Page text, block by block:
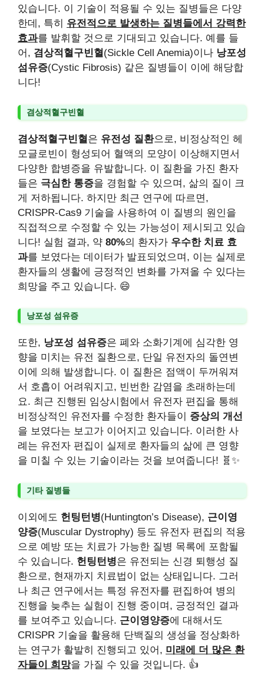
있습니다. 이 기술이 적용될 수 있는 질병들은 다양
한데, 특히 유전적으로 발생하는 질병들에서 강력한
효과를 발휘할 것으로 기대되고 있습니다. 예를 들
어, 겸상적혈구빈혈 (Sickle Cell Anemia)이나 낭포성
섬유증(Cystic Fibrosis) 같은 질병들이 이에 해당합
니다!
겸상적혈구빈혈
겸상적혈구빈혈 은 유전성 질환으로, 비정상적인 헤
모글로빈이 형성되어 혈액의 모양이 이상해지면서
다양한 합병증을 유발합니다. 이 질환을 가진 환자
들은 극심한 통증을 경험할 수 있으며, 삶의 질이 크
게 저하됩니다. 하지만 최근 연구에 따르면,
CRISPR-Cas9 기술을 사용하여 이 질병의 원인을
직접적으로 수정할 수 있는 가능성이 제시되고 있습
니다! 실험 결과, 약 80%의 환자가 우수한 치료 효
과를 보였다는 데이터가 발표되었으며, 이는 실제로
환자들의 생활에 긍정적인 변화를 가져올 수 있다는
희망을 주고 있습니다. 😄
낭포성 섬유증
또한, 낭포성 섬유증은 폐와 소화기계에 심각한 영
향을 미치는 유전 질환으로, 단일 유전자의 돌연변
이에 의해 발생합니다. 이 질환은 점액이 두꺼워져
서 호흡이 어려워지고, 빈번한 감염을 초래하는데
요. 최근 진행된 임상시험에서 유전자 편집을 통해
비정상적인 유전자를 수정한 환자들이 증상의 개선
을 보였다는 보고가 이어지고 있습니다. 이러한 사
례는 유전자 편집이 실제로 환자들의 삶에 큰 영향
을 미칠 수 있는 기술이라는 것을 보여줍니다! 🧬✨
기타 질병들
이외에도 헌팅턴병(Huntington’s Disease), 근이영
양증(Muscular Dystrophy) 등도 유전자 편집의 적용
으로 예방 또는 치료가 가능한 질병 목록에 포함될
수 있습니다. 헌팅턴병은 유전되는 신경 퇴행성 질
환으로, 현재까지 치료법이 없는 상태입니다. 그러
나 최근 연구에서는 특정 유전자를 편집하여 병의
진행을 늦추는 실험이 진행 중이며, 긍정적인 결과
를 보여주고 있습니다. 근이영양증에 대해서도
CRISPR 기술을 활용해 단백질의 생성을 정상화하
는 연구가 활발히 진행되고 있어, 미래에 더 많은 환
자들이 희망을 가질 수 있을 것입니다. 👍